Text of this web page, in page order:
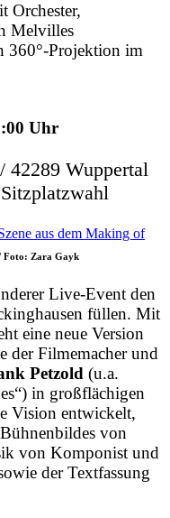
Orchester,
Melvilles
360°-Projektion im
Uhr
42289 Wuppertal
Foto: Zara Gayk
Live-Event den
füllen. Mit
eine neue Version
Filmemacher und
Petzold (u.a.
in großflächigen
Vision entwickelt,
von
von Komponist und
der Textfassung